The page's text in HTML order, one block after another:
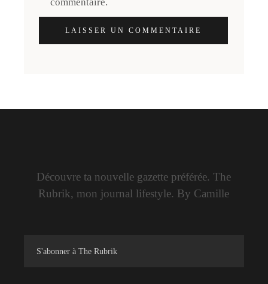
LAISSER UN COMMENTAIRE
Découvre ta nouvelle gazette préférée. The
Rubrik, mon journal lifestyle. By Camille